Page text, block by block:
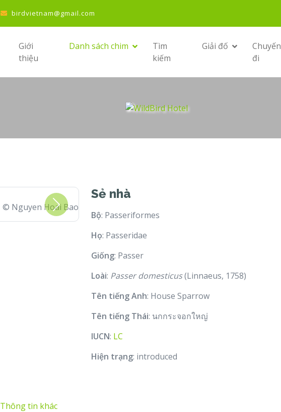
birdvietnam@gmail.com
Giới
thiệu
Danh sách chim
Tìm
kiếm
Giải đố
Chuyến
đi
© Nguyen Hoai Bao
Next
Sẻ nhà
Bộ: Passeriformes
Họ: Passeridae
Giống: Passer
Loài: Passer domesticus(Linnaeus, 1758)
Tên tiếng Anh: House Sparrow
Tên tiếng Thái: นกกระจอกใหญ่
IUCN: LC
Hiện trạng: introduced
Thông tin khác